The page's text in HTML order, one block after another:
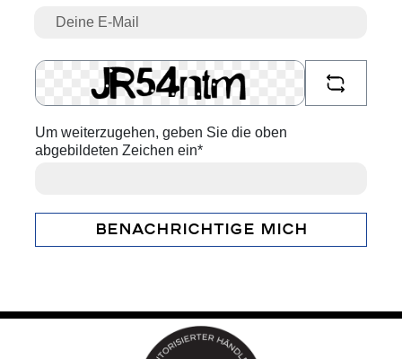
Deine E-Mail
Um weiterzugehen, geben Sie die oben
abgebildeten Zeichen ein*
BENACHRICHTIGE MICH